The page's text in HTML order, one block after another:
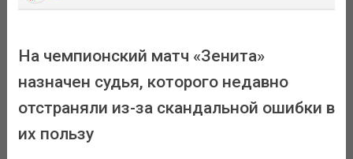
На чемпионский матч «Зенита»
назначен судья, которого недавно
отстраняли из-за скандальной ошибки в
их пользу